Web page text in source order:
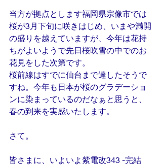
当方が拠点とします福岡県宗像市では
桜が3月下旬に咲きはじめ、いまや満開
の盛りを越えていますが、今年は花持
ちがよいようで先日桜吹雪の中でのお
花見をした次第です。
桜前線はすでに仙台まで達したそうで
すね。今年も日本が桜のグラデーショ
ンに染まっているのだなぁと思うと、
春の到来を実感いたします。
さて。
皆さまに、いよいよ紫電改343 -完結